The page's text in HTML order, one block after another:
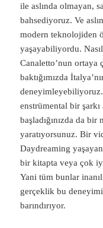
ile aslında olmayan,
bahsediyoruz. Ve
modern teknolojiden
yaşayabiliyordu.
Canaletto’nun ortaya
baktığımızda
enstrümental bir şarkı
başladığınızda da
yaratıyorsunuz. Bir
Daydreaming
bir kitapta veya çok
Yani tüm bunlar
gerçeklik bu
barındırıyor.